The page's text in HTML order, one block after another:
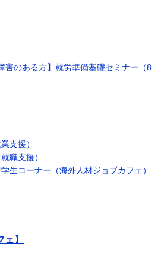
害のある方】就労準備基礎セミナー（8
支援）
職支援）
生コーナー（海外人材ジョブカフェ）
】